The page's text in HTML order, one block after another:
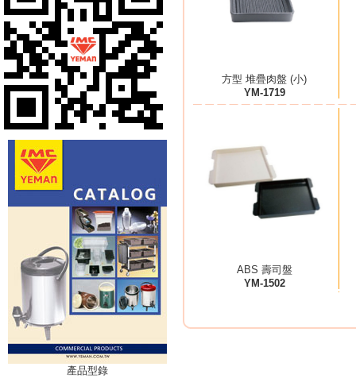
產品型錄
方型 堆疊肉盤 (小)
YM-1719
ABS 壽司盤
YM-1502